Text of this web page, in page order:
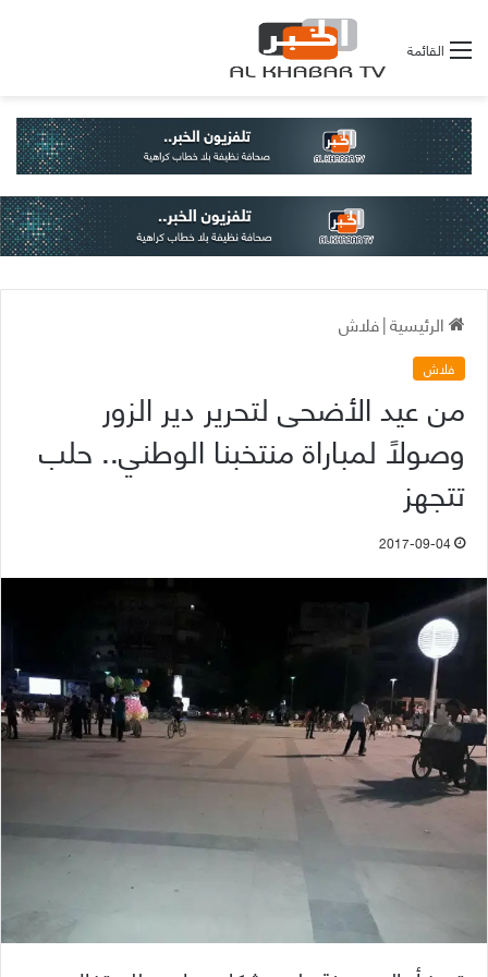
القائمة
الرئيسية|فلاش
فلاش
من عيد الأضحى لتحرير دير الزور
وصولاً لمباراة منتخبنا الوطني.. حلب
تتجهز
2017-09-04